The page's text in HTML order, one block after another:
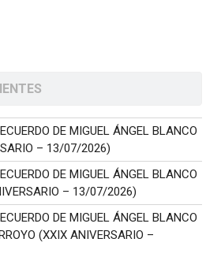
DE MIGUEL ÁNGEL BLANCO
– 13/07/2026)
DE MIGUEL ÁNGEL BLANCO
– 13/07/2026)
DE MIGUEL ÁNGEL BLANCO
(XXIX ANIVERSARIO –